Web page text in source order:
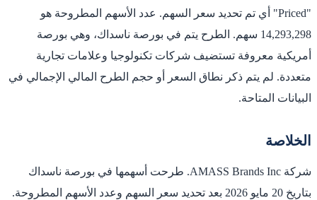
"Priced" أي تم تحديد سعر السهم. عدد الأسهم المطروحة هو
14,293,298 سهم. الطرح يتم في بورصة ناسداك، وهي بورصة
أمريكية معروفة تستضيف شركات تكنولوجيا وعلامات تجارية
متعددة. لم يتم ذكر نطاق السعر أو حجم الطرح المالي الإجمالي في
البيانات المتاحة.
الخلاصة
شركة AMASS Brands Inc. طرحت أسهمها في بورصة ناسداك
بتاريخ 20 مايو 2026 بعد تحديد سعر السهم وعدد الأسهم المطروحة.